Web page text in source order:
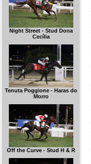
Night Street - Stud Dona
Cecília
Tenuta Poggione - Haras do
Morro
Off the Curve - Stud H & R